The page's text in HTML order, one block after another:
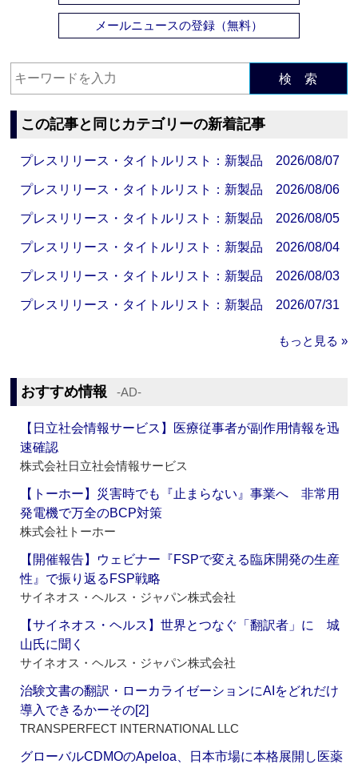
メールニュースの登録（無料）
検 索
この記事と同じカテゴリーの新着記事
プレスリリース・タイトルリスト：新製品 2026/08/07
プレスリリース・タイトルリスト：新製品 2026/08/06
プレスリリース・タイトルリスト：新製品 2026/08/05
プレスリリース・タイトルリスト：新製品 2026/08/04
プレスリリース・タイトルリスト：新製品 2026/08/03
プレスリリース・タイトルリスト：新製品 2026/07/31
もっと見る »
おすすめ情報 ‐AD‐
【日立社会情報サービス】医療従事者が副作用情報を迅
速確認
株式会社日立社会情報サービス
【トーホー】災害時でも『止まらない』事業へ 非常用
発電機で万全のBCP対策
株式会社トーホー
【開催報告】ウェビナー『FSPで変える臨床開発の生産
性』で振り返るFSP戦略
サイネオス・ヘルス・ジャパン株式会社
【サイネオス・ヘルス】世界とつなぐ「翻訳者」に 城
山氏に聞く
サイネオス・ヘルス・ジャパン株式会社
治験文書の翻訳・ローカライゼーションにAIをどれだけ
導入できるかーその[2]
TRANSPERFECT INTERNATIONAL LLC
グローバルCDMOのApeloa、日本市場に本格展開し医薬